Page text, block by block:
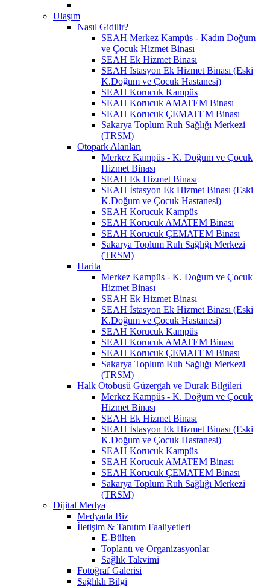
Ulaşım
Nasıl Gidilir?
SEAH Merkez Kampüs - Kadın Doğum
ve Çocuk Hizmet Binası
SEAH Ek Hizmet Binası
SEAH İstasyon Ek Hizmet Binası (Eski
K.Doğum ve Çocuk Hastanesi)
SEAH Korucuk Kampüs
SEAH Korucuk AMATEM Binası
SEAH Korucuk ÇEMATEM Binası
Sakarya Toplum Ruh Sağlığı Merkezi
(TRSM)
Otopark Alanları
Merkez Kampüs - K. Doğum ve Çocuk
Hizmet Binası
SEAH Ek Hizmet Binası
SEAH İstasyon Ek Hizmet Binası (Eski
K.Doğum ve Çocuk Hastanesi)
SEAH Korucuk Kampüs
SEAH Korucuk AMATEM Binası
SEAH Korucuk ÇEMATEM Binası
Sakarya Toplum Ruh Sağlığı Merkezi
(TRSM)
Harita
Merkez Kampüs - K. Doğum ve Çocuk
Hizmet Binası
SEAH Ek Hizmet Binası
SEAH İstasyon Ek Hizmet Binası (Eski
K.Doğum ve Çocuk Hastanesi)
SEAH Korucuk Kampüs
SEAH Korucuk AMATEM Binası
SEAH Korucuk ÇEMATEM Binası
Sakarya Toplum Ruh Sağlığı Merkezi
(TRSM)
Halk Otobüsü Güzergah ve Durak Bilgileri
Merkez Kampüs - K. Doğum ve Çocuk
Hizmet Binası
SEAH Ek Hizmet Binası
SEAH İstasyon Ek Hizmet Binası (Eski
K.Doğum ve Çocuk Hastanesi)
SEAH Korucuk Kampüs
SEAH Korucuk AMATEM Binası
SEAH Korucuk ÇEMATEM Binası
Sakarya Toplum Ruh Sağlığı Merkezi
(TRSM)
Dijital Medya
Medyada Biz
İletişim & Tanıtım Faaliyetleri
E-Bülten
Toplantı ve Organizasyonlar
Sağlık Takvimi
Fotoğraf Galerisi
Sağlıklı Bilgi